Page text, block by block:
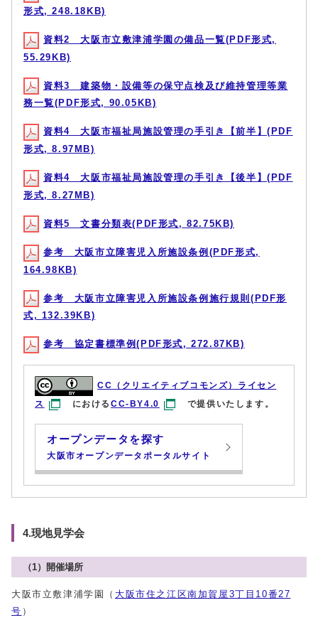
形式, 248.18KB)
資料2 大阪市立敷津浦学園の備品一覧(PDF形式,
55.29KB)
資料3 建築物・設備等の保守点検及び維持管理等業
務一覧(PDF形式, 90.05KB)
資料4 大阪市福祉局施設管理の手引き【前半】(PDF
形式, 8.97MB)
資料4 大阪市福祉局施設管理の手引き【後半】(PDF
形式, 8.27MB)
資料5 文書分類表(PDF形式, 82.75KB)
参考 大阪市立障害児入所施設条例(PDF形式,
164.98KB)
参考 大阪市立障害児入所施設条例施行規則(PDF形
式, 132.39KB)
参考 協定書標準例(PDF形式, 272.87KB)
CC（クリエイティブコモンズ）ライセン
ス
におけるCC-BY4.0 で提供いたします。
オープンデータを探す
大阪市オープンデータポータルサイト
4.現地見学会
（1）開催場所
大阪市立敷津浦学園（ 大阪市住之江区南加賀屋3丁目10番27
号 ）